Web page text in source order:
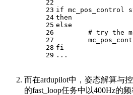
22
23
24
25
26
27
28
29
if mc_pos_control
then
else
# try the
fi
...
而在ardupilot中，姿态解算与
的fast_loop任务中以400Hz的频